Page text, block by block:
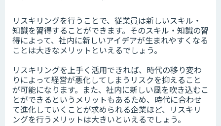
リスキリングを行うことで、従業員は新しいスキル・
知識を習得することができます。そのスキル・知識の習
得によって、社内に新しいアイデアが生まれやすくなる
ことは大きなメリットといえるでしょう。
リスキリングを上手く活用できれば、時代の移り変わ
りによって経営が悪化してしまうリスクを抑えること
が可能になります。また、社内に新しい風を吹き込むこ
とができるというメリットもあるため、時代に合わせ
て進化していくことが求められる企業ほど、リスキリ
ングを行うメリットは大きいといえるでしょう。